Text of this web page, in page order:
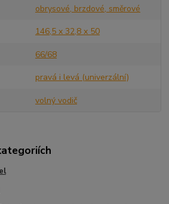
obrysové, brzdové, směrové
146,5 x 32,8 x 50
66/68
pravá i levá (univerzální)
volný vodič